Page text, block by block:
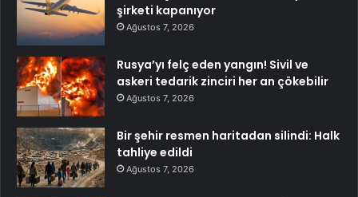
şirketi kapanıyor
Ağustos 7, 2026
Rusya’yı felç eden yangın! Sivil ve
askeri tedarik zinciri her an çökebilir
Ağustos 7, 2026
Bir şehir resmen haritadan silindi: Halk
tahliye edildi
Ağustos 7, 2026